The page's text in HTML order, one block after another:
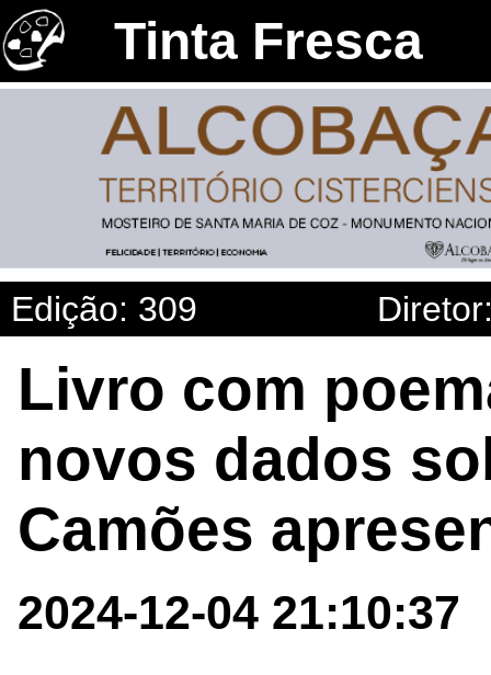
Tinta Fresca
Edição: 309
Livro com
novos dados
Camões
2024-12-04 21:10:37